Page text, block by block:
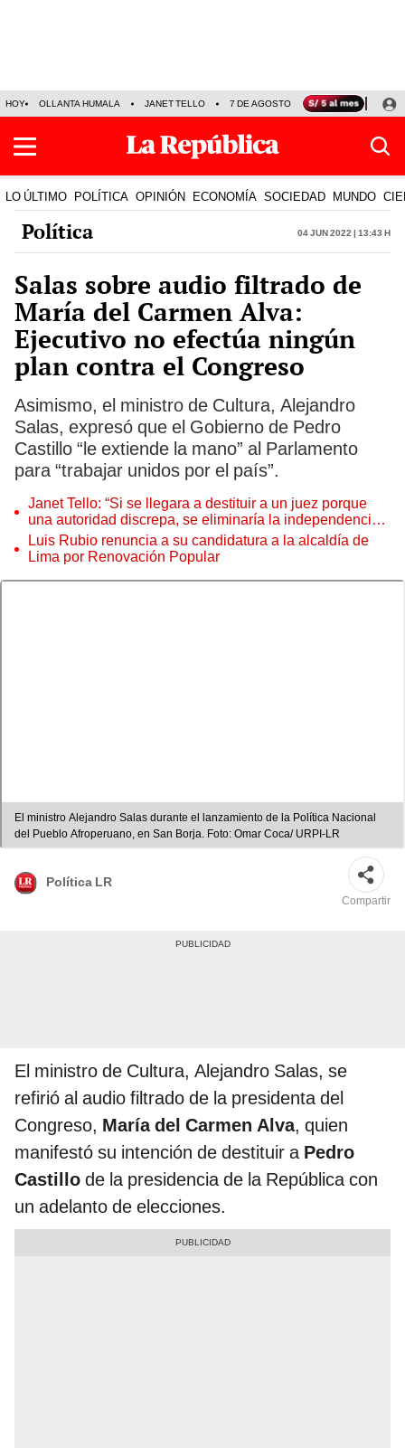
HOY OLLANTA HUMALA JANET TELLO 7 DE AGOSTO TINKA RESULTADOS
LO ÚLTIMO POLÍTICA OPINIÓN ECONOMÍA SOCIEDAD MUNDO
Política 04 Jun 2022 | 13:43 h
Salas sobre audio filtrado de
María del Carmen Alva:
Ejecutivo no efectúa ningún
plan contra el Congreso
Asimismo, el ministro de Cultura, Alejandro
Salas, expresó que el Gobierno de Pedro
Castillo “le extiende la mano” al Parlamento
para “trabajar unidos por el país”.
Janet Tello: “Si se llegara a destituir a un juez porque
una autoridad discrepa, se eliminaría la independencia
judicial”
Luis Rubio renuncia a su candidatura a la alcaldía de
Lima por Renovación Popular
El ministro Alejandro Salas durante el lanzamiento de la Política Nacional
del Pueblo Afroperuano, en San Borja. Foto: Omar Coca/ URPI-LR
Política LR
Compartir
El ministro de Cultura, Alejandro Salas, se
refirió al audio filtrado de la presidenta del
Congreso, María del Carmen Alva, quien
manifestó su intención de destituir a Pedro
Castillo de la presidencia de la República con
un adelanto de elecciones.